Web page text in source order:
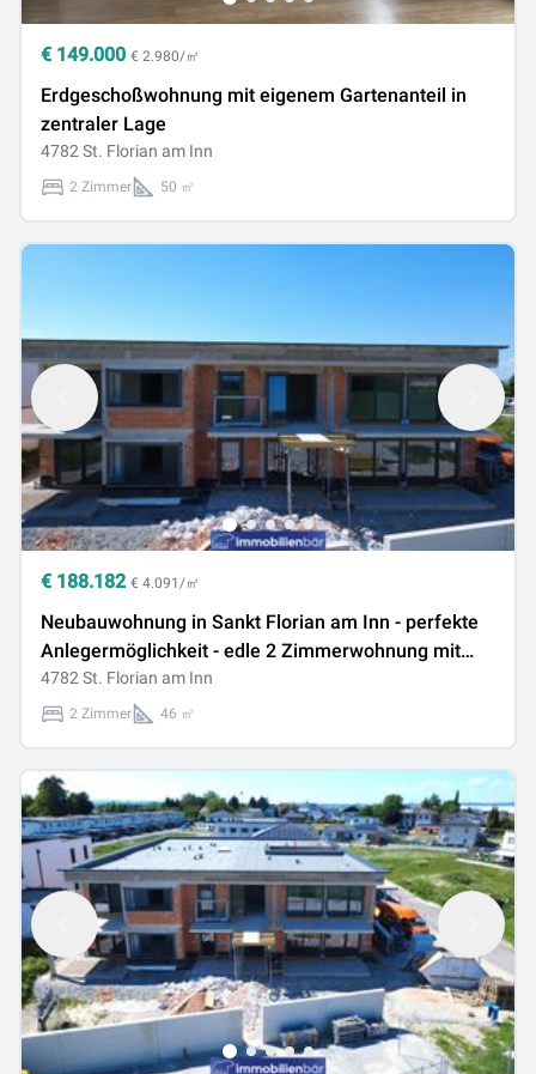
€ 149.000 € 2.980/㎡
Erdgeschoßwohnung mit eigenem Gartenanteil in
zentraler Lage
4782 St. Florian am Inn
2 Zimmer 50 ㎡
€ 188.182 € 4.091/㎡
Neubauwohnung in Sankt Florian am Inn - perfekte
Anlegermöglichkeit - edle 2 Zimmerwohnung mit
Balkon
4782 St. Florian am Inn
2 Zimmer 46 ㎡